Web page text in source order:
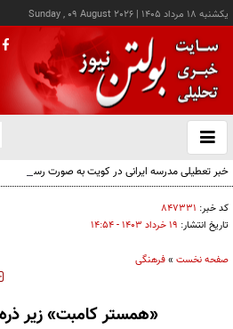
يکشنبه ۱۸ مرداد ۱۴۰۵ |
Sunday , 09 August 2026
باز
و
خبر تعطیلی مدرسه ایرانی در کویت به صورت رسمی اعلام
کد خبر: ۸۴۷۳۳۱
تاریخ انتشار: ۱۹ خرداد ۱۴۰۳ - ۱۴:۵۴
صفحه نخست »فرهنگی
«همستر کامبت» زیر